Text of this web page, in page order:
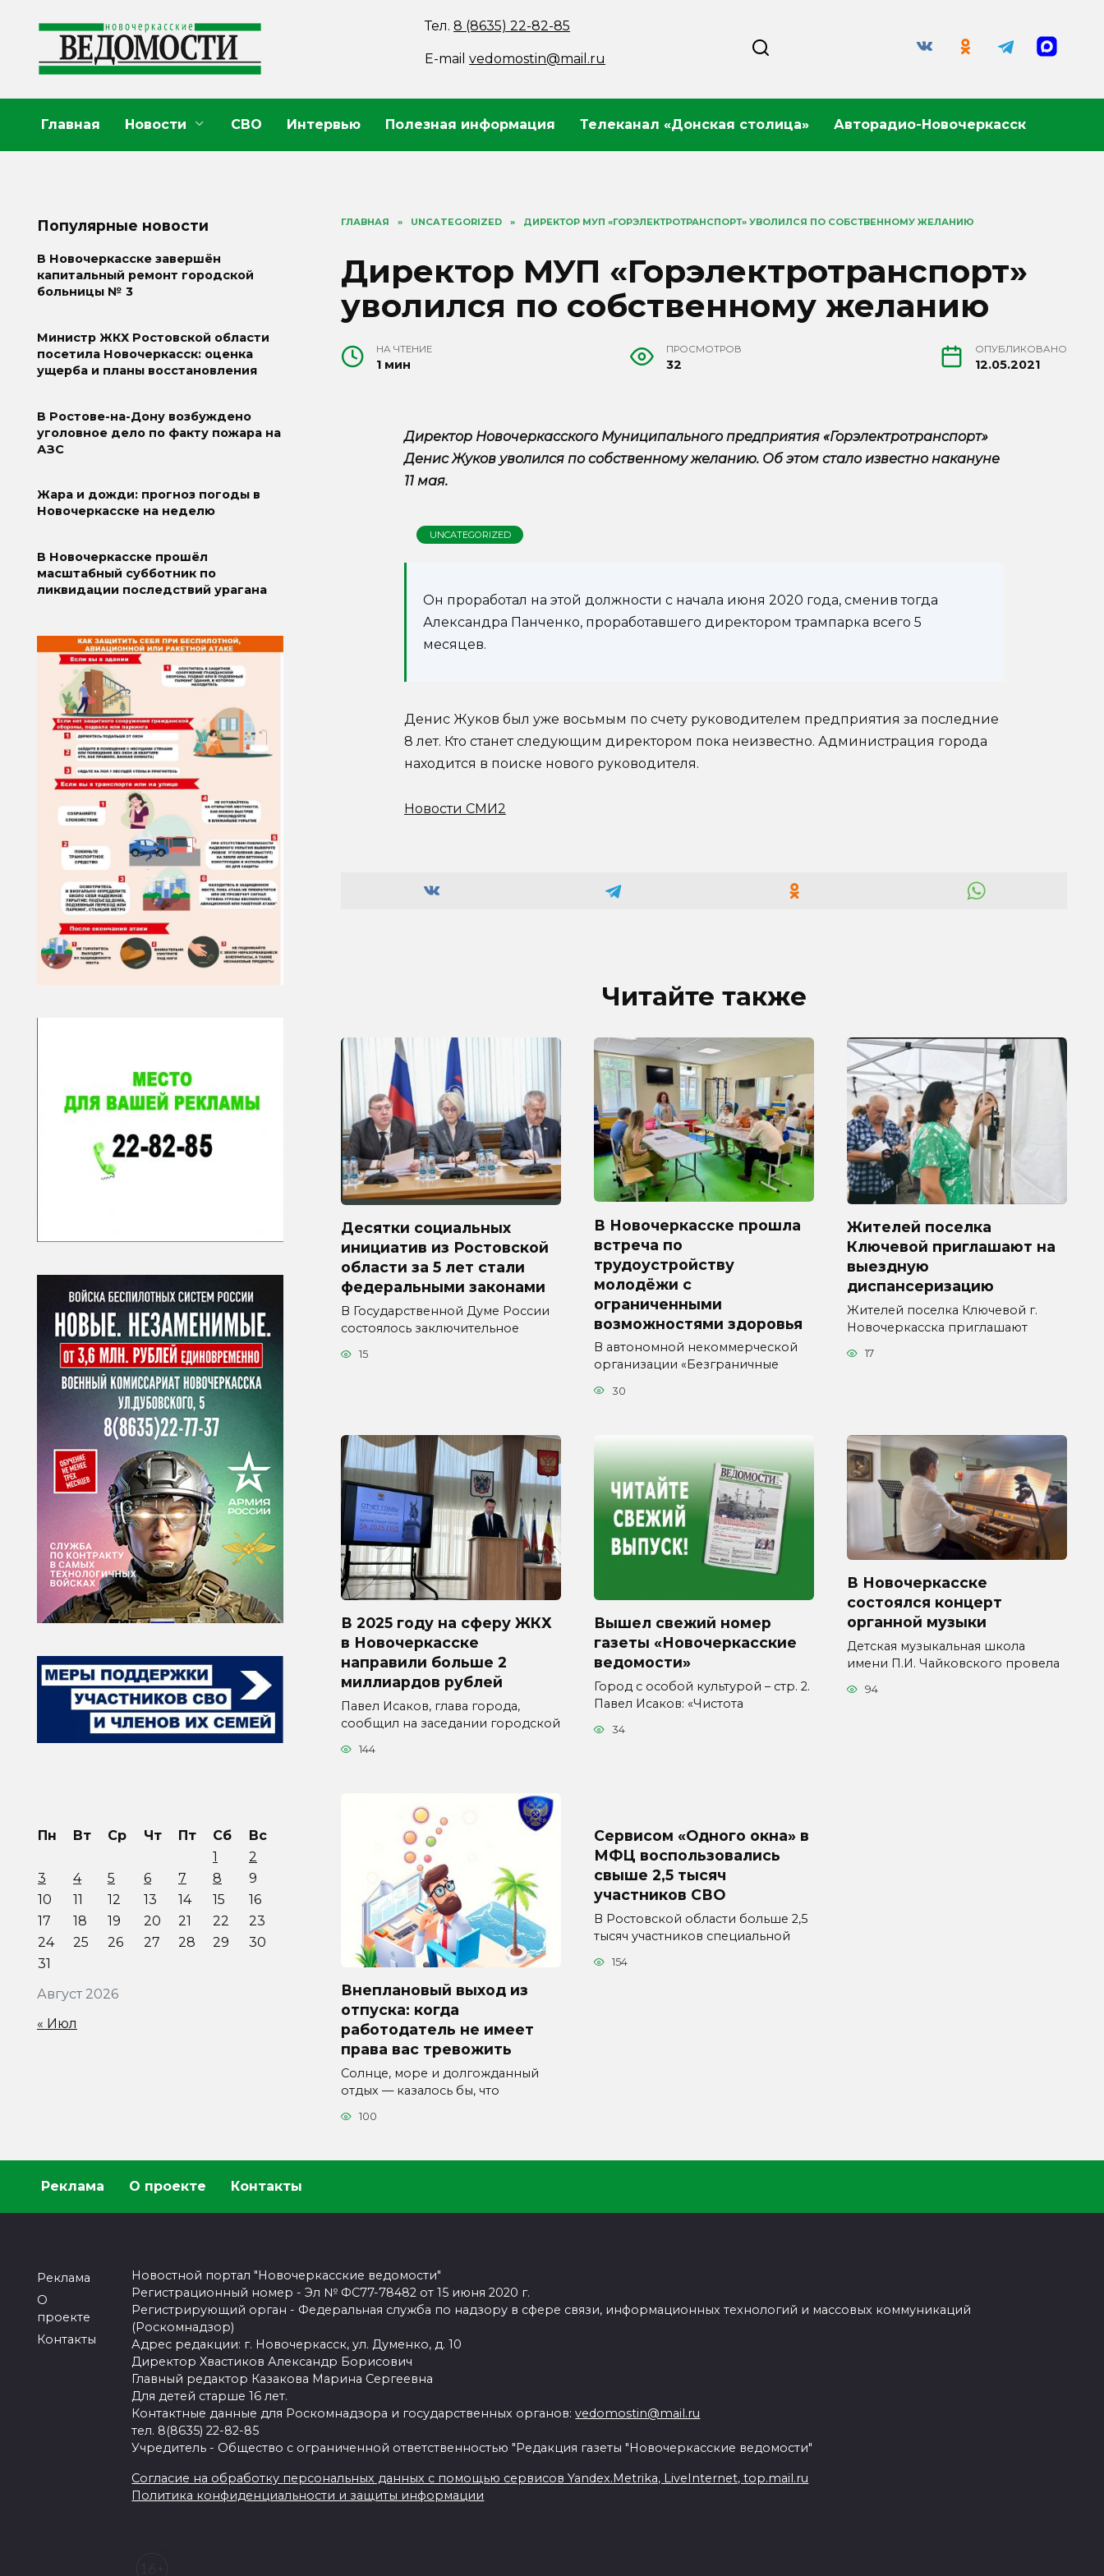
содержанию
Тел.8 (8635) 22-82-85
E-mailvedomostin@mail.ru
Главная Новости СВО Интервью Полезная информация Телеканал «Донская столица» Авторадио-Новочеркасск
ГЛАВНАЯ » UNCATEGORIZED » ДИРЕКТОР МУП «ГОРЭЛЕКТРОТРАНСПОРТ» УВОЛИЛСЯ ПО СОБСТВЕННОМУ ЖЕЛАНИЮ
Директор МУП «Горэлектротранспорт»
уволился по собственному желанию
НА ЧТЕНИЕ
1 мин
ПРОСМОТРОВ
32
ОПУБЛИКОВАНО
12.05.2021
Директор Новочеркасского Муниципального предприятия «Горэлектротранспорт»
Денис Жуков уволился по собственному желанию. Об этом стало известно накануне
11 мая.
UNCATEGORIZED
Он проработал на этой должности с начала июня 2020 года, сменив тогда
Александра Панченко, проработавшего директором трампарка всего 5
месяцев.
Денис Жуков был уже восьмым по счету руководителем предприятия за последние
8 лет. Кто станет следующим директором пока неизвестно. Администрация города
находится в поиске нового руководителя.
Новости СМИ2
Читайте также
Десятки социальных
инициатив из Ростовской
области за 5 лет стали
федеральными законами
В Государственной Думе России
состоялось заключительное
15
В Новочеркасске прошла
встреча по
трудоустройству
молодёжи с
ограниченными
возможностями здоровья
В автономной некоммерческой
организации «Безграничные
30
Жителей поселка
Ключевой приглашают на
выездную
диспансеризацию
Жителей поселка Ключевой г.
Новочеркасска приглашают
17
В 2025 году на сферу ЖКХ
в Новочеркасске
направили больше 2
миллиардов рублей
Павел Исаков, глава города,
сообщил на заседании городской
144
Вышел свежий номер
газеты «Новочеркасские
ведомости»
Город с особой культурой – стр. 2.
Павел Исаков: «Чистота
34
В Новочеркасске
состоялся концерт
органной музыки
Детская музыкальная школа
имени П.И. Чайковского провела
94
Внеплановый выход из
отпуска: когда
работодатель не имеет
права вас тревожить
Солнце, море и долгожданный
отдых — казалось бы, что
100
Сервисом «Одного окна» в
МФЦ воспользовались
свыше 2,5 тысяч
участников СВО
В Ростовской области больше 2,5
тысяч участников специальной
154
Популярные новости
В Новочеркасске завершён
капитальный ремонт городской
больницы № 3
Министр ЖКХ Ростовской области
посетила Новочеркасск: оценка
ущерба и планы восстановления
В Ростове-на-Дону возбуждено
уголовное дело по факту пожара на
АЗС
Жара и дожди: прогноз погоды в
Новочеркасске на неделю
В Новочеркасске прошёл
масштабный субботник по
ликвидации последствий урагана
Август 2026
Пн Вт Ср Чт Пт Сб
Вс
1
2
3
4 5 6 7 8
9
10
11 12 13 14 15
16
17
18 19 20 21 22
23
24
25 26 27 28 29
30
31
« Июл
Реклама О проекте Контакты
Реклама
О
проекте
Контакты
Новостной портал "Новочеркасские ведомости"
Регистрационный номер - Эл № ФС77-78482 от 15 июня 2020 г.
Регистрирующий орган - Федеральная служба по надзору в сфере связи, информационных технологий и массовых коммуникаций
(Роскомнадзор)
Адрес редакции: г. Новочеркасск, ул. Думенко, д. 10
Директор Хвастиков Александр Борисович
Главный редактор Казакова Марина Сергеевна
Для детей старше 16 лет.
Контактные данные для Роскомнадзора и государственных органов:vedomostin@mail.ru
тел. 8(8635) 22-82-85
Учредитель - Общество с ограниченной ответственностью "Редакция газеты "Новочеркасские ведомости"
Согласие на обработку персональных данных с помощью сервисов Yandex.Metrika, LiveInternet, top.mail.ru
Политика конфиденциальности и защиты информации